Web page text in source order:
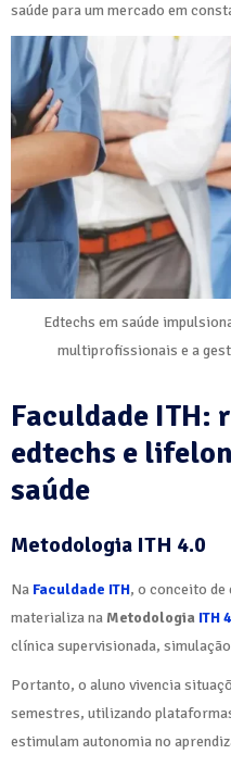
saúde para um mercado em
Edtechs em saúde
multiprofissionais e a
Faculdade ITH:
edtechs e
saúde
Metodologia ITH 4.0
Na Faculdade ITH, o conceito de
materializa na Metodologia ITH
clínica supervisionada,
Portanto, o aluno vivencia
semestres, utilizando
estimulam autonomia no